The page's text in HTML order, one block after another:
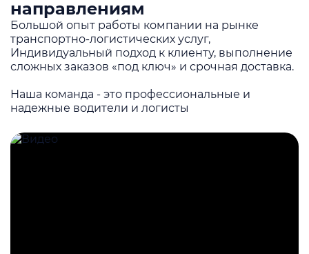
направлениям
Большой опыт работы компании на рынке
транспортно-логистических услуг,
Индивидуальный подход к клиенту, выполнение
сложных заказов «под ключ» и срочная доставка.
Наша команда - это профессиональные и
надежные водители и логисты